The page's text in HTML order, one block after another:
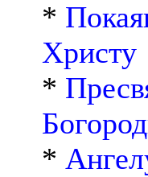
*
Христу
*
*